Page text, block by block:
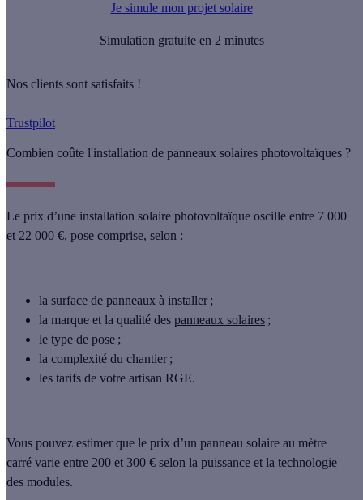
Je simule mon projet solaire
Simulation gratuite en 2 minutes
Nos clients sont satisfaits !
Trustpilot
Combien coûte l'installation de panneaux solaires photovoltaïques ?
Le prix d’une installation solaire photovoltaïque oscille entre 7 000
et 22 000 €, pose comprise, selon :
la surface de panneaux à installer ;
la marque et la qualité des panneaux solaires ;
le type de pose ;
la complexité du chantier ;
les tarifs de votre artisan RGE.
Vous pouvez estimer que le prix d’un panneau solaire au mètre
carré varie entre 200 et 300 € selon la puissance et la technologie
des modules.